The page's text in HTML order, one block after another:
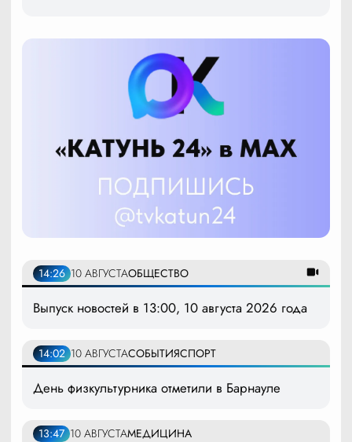
14:26 10 АВГУСТАОБЩЕСТВО
Выпуск новостей в 13:00, 10 августа 2026 года
14:02 10 АВГУСТАСОБЫТИЯСПОРТ
День физкультурника отметили в Барнауле
13:47 10 АВГУСТАМЕДИЦИНА